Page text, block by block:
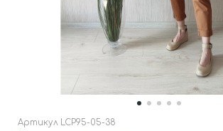
Артикул LCP95-05-38